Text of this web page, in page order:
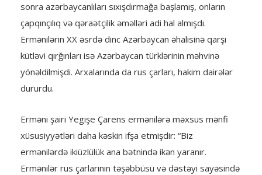
sonra azərbaycanlıları sıxışdırmağa başlamış, onların
çapqınçılıq və qəraətçilik əməlləri adi hal almışdı.
Ermənilərin XX əsrdə dinc Azərbaycan əhalisinə qarşı
kütləvi qırğınları isə Azərbaycan türklərinin məhvinə
yönəldilmişdi. Arxalarında da rus çarları, hakim dairələr
dururdu.
Erməni şairi Yegişe Çarens ermənilərə məxsus mənfi
xüsusiyyətləri daha kəskin ifşa etmişdir: “Biz
ermənilərdə ikiüzlülük ana bətnində ikən yaranır.
Ermənilər rus çarlarının təşəbbüsü və dəstəyi sayəsində